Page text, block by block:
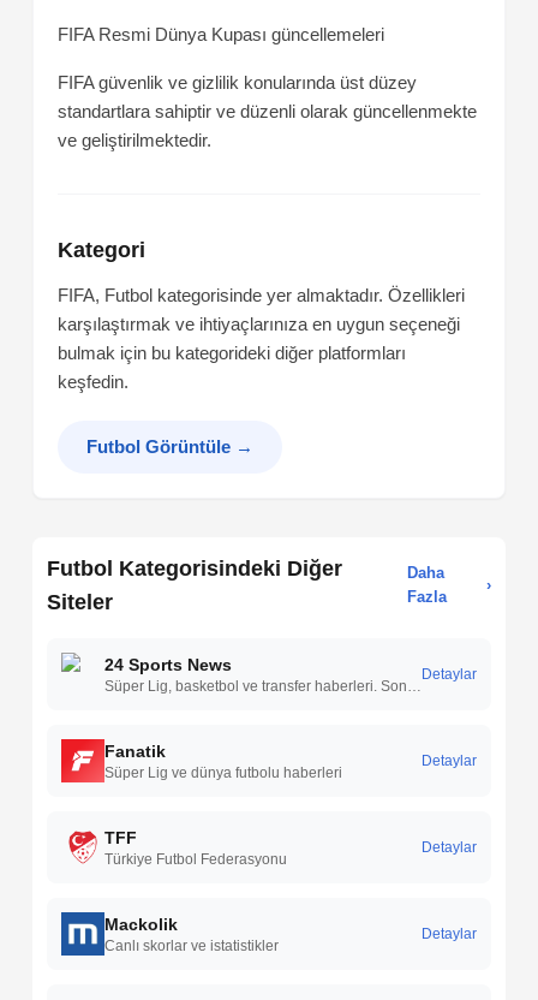
FIFA Resmi Dünya Kupası güncellemeleri
FIFA güvenlik ve gizlilik konularında üst düzey
standartlara sahiptir ve düzenli olarak güncellenmekte
ve geliştirilmektedir.
Kategori
FIFA, Futbol kategorisinde yer almaktadır. Özellikleri
karşılaştırmak ve ihtiyaçlarınıza en uygun seçeneği
bulmak için bu kategorideki diğer platformları
keşfedin.
Futbol Görüntüle →
Futbol Kategorisindeki Diğer
Siteler
Daha
Fazla
›
24 Sports News
Süper Lig, basketbol ve transfer haberleri. Son dakika spor gelişmeleri, canlı skor, maç sonuçları ve puan durumu. 24SportNews.
Detaylar
Fanatik
Süper Lig ve dünya futbolu haberleri
Detaylar
TFF
Türkiye Futbol Federasyonu
Detaylar
Mackolik
Canlı skorlar ve istatistikler
Detaylar